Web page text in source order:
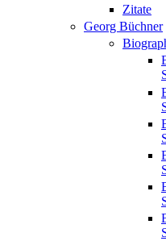
Zitate
Georg Büchner